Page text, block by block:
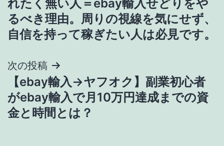
ナ
ビ
ゲ
ー
シ
れたく無い人＝ebay輸入せどりをや
るべき理由。周りの視線を気にせず、
自信を持って稼ぎたい人は必見です。
次の投稿
【ebay輸入→ヤフオク】副業初心者
がebay輸入で月10万円達成までの資
金と時間とは？